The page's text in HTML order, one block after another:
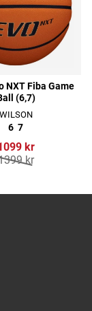
NXT Fiba Game
(6,7)
WILSON
6 7
kr
kr